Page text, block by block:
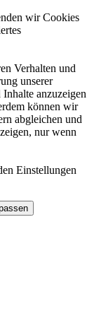
wir Cookies
Verhalten und
unserer
anzuzeigen
können wir
abgleichen und
nur wenn
Einstellungen